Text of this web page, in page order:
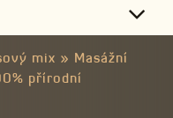
mix » Masážní
přírodní